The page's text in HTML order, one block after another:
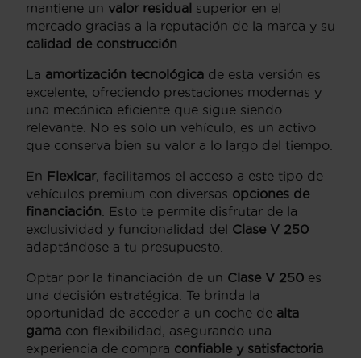
mantiene un valor residual superior en el
mercado gracias a la reputación de la marca y su
calidad de construcción
La amortización tecnológica de esta versión es
excelente, ofreciendo prestaciones modernas y
una mecánica eficiente que sigue siendo
relevante. No es solo un vehículo, es un activo
que conserva bien su valor a lo largo del tiempo.
En Flexicar, facilitamos el acceso a este tipo de
vehículos premium con diversas opciones de
financiación . Esto te permite disfrutar de la
exclusividad y funcionalidad del Clase V 250
adaptándose a tu presupuesto.
Optar por la financiación de un Clase V 250 es
una decisión estratégica. Te brinda la
oportunidad de acceder a un coche de alta
gama con flexibilidad, asegurando una
experiencia de compra confiable y satisfactoria